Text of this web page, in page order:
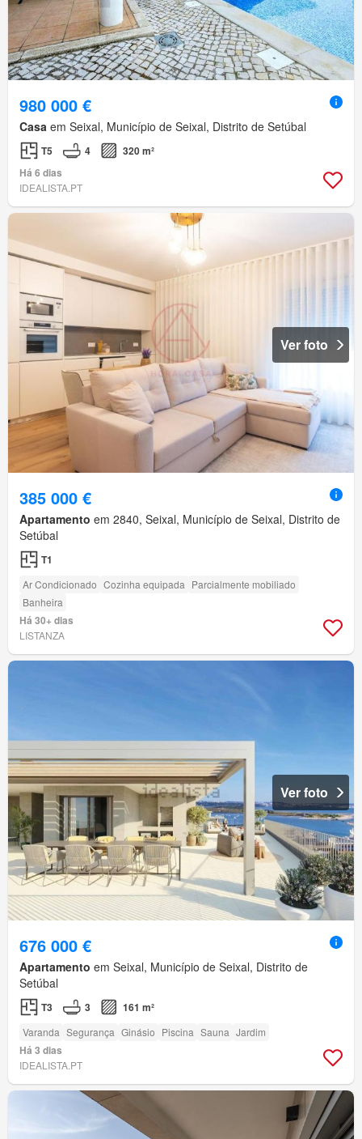
980 000 €
Casa em Seixal, Município de Seixal, Distrito de Setúbal
T5 4
320 m²
Há 6 dias
IDEALISTA.PT
Ver foto
385 000 €
Apartamento em 2840, Seixal, Município de Seixal, Distrito de
Setúbal
T1
Ar Condicionado Cozinha equipada Parcialmente mobiliado
Banheira
Há 30+ dias
LISTANZA
Ver foto
676 000 €
Apartamento em Seixal, Município de Seixal, Distrito de
Setúbal
T3 3 161 m²
Varanda Segurança Ginásio Piscina Sauna Jardim
Há 3 dias
IDEALISTA.PT